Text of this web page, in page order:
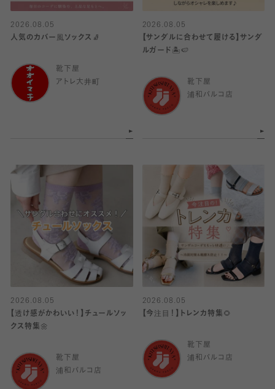
2026.08.05
人気のカバー風ソックス🧦
靴下屋
アトレ大井町
2026.08.05
【サンダルに合わせて履ける】サンダ
ルガード🏝️🍉
靴下屋
浦和パルコ店
2026.08.05
【透け感がかわいい！】チュールソッ
クス特集🌼
靴下屋
浦和パルコ店
2026.08.05
【今注目！】トレンカ特集🌻
靴下屋
浦和パルコ店